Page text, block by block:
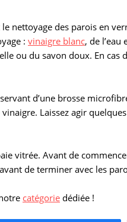
nettoyage des parois en
: vinaigre blanc, de l’eau
ou du savon doux. En cas
d’une brosse
Laissez agir
vitrée. Avant de
de terminer avec les
catégorie dédiée !